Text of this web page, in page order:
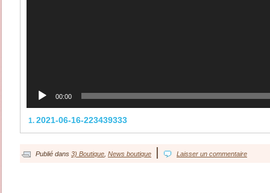
00:00
1. 2021-06-16-223439333
Publié dans 3) Boutique News boutique Laisser un commentaire